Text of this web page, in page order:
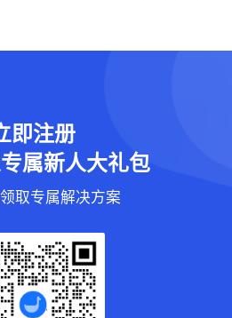
即注册
属新人大礼包
取专属解决方案